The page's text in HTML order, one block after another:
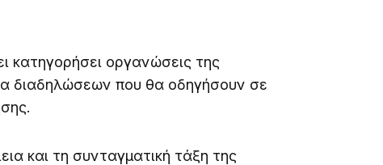
κατηγορήσει οργανώσεις της
διαδηλώσεων που θα οδηγήσουν σε
και τη συνταγματική τάξη της